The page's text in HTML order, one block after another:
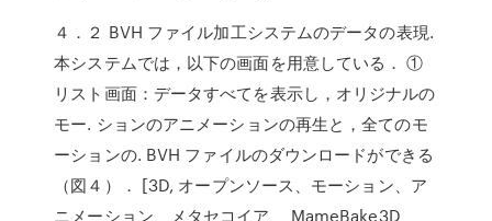
４．２ BVH ファイル加工システムのデータの表現.
本システムでは，以下の画面を用意している． ①
リスト画面：データすべてを表示し，オリジナルの
モー. ションのアニメーションの再生と，全てのモ
ーションの. BVH ファイルのダウンロードができる
（図４）． [3D, オープンソース、モーション、ア
ニメーション、メタセコイア、 MameBake3D